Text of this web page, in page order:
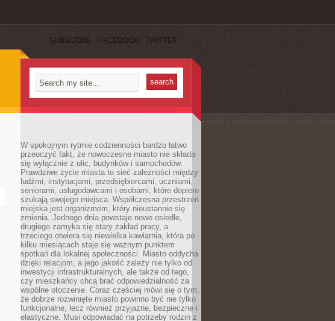
SUBSCRIBE FACEBOOK TWITTER
W spokojnym rytmie codzienności bardzo łatwo
przeoczyć fakt, że nowoczesne miasto nie składa
się wyłącznie z ulic, budynków i samochodów.
Prawdziwe życie miasta to sieć zależności między
ludźmi, instytucjami, przedsiębiorcami, uczniami,
seniorami, usługodawcami i osobami, które dopiero
szukają swojego miejsca. Współczesna przestrzeń
miejska jest organizmem, który nieustannie się
zmienia. Jednego dnia powstaje nowe osiedle,
drugiego zamyka się stary zakład pracy, a
trzeciego otwiera się niewielka kawiarnia, która po
kilku miesiącach staje się ważnym punktem
spotkań dla lokalnej społeczności. Miasto oddycha
dzięki relacjom, a jego jakość zależy nie tylko od
inwestycji infrastrukturalnych, ale także od tego,
czy mieszkańcy chcą brać odpowiedzialność za
wspólne otoczenie. Coraz częściej mówi się o tym,
że dobrze rozwinięte miasto powinno być nie tylko
funkcjonalne, lecz również przyjazne, bezpieczne i
elastyczne. Musi odpowiadać na potrzeby rodzin z